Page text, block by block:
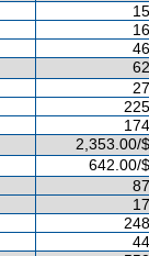
2,353.00/
642.00/